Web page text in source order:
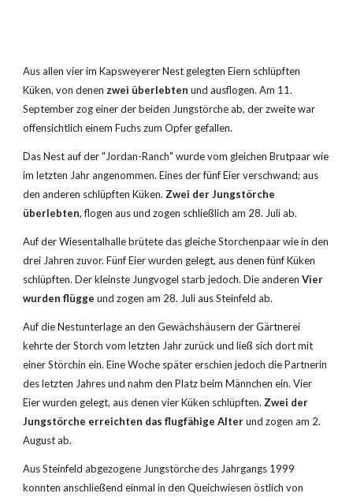
Aus allen vier im Kapsweyerer Nest gelegten Eiern schlüpften
Küken, von denen zwei überlebten und ausflogen. Am 11.
September zog einer der beiden Jungstörche ab, der zweite war
offensichtlich einem Fuchs zum Opfer gefallen.
Das Nest auf der "Jordan-Ranch" wurde vom gleichen Brutpaar wie
im letzten Jahr angenommen. Eines der fünf Eier verschwand; aus
den anderen schlüpften Küken. Zwei der Jungstörche
überlebten, flogen aus und zogen schließlich am 28. Juli ab.
Auf der Wiesentalhalle brütete das gleiche Storchenpaar wie in den
drei Jahren zuvor. Fünf Eier wurden gelegt, aus denen fünf Küken
schlüpften. Der kleinste Jungvogel starb jedoch. Die anderen Vier
wurden flügge und zogen am 28. Juli aus Steinfeld ab.
Auf die Nestunterlage an den Gewächshäusern der Gärtnerei
kehrte der Storch vom letzten Jahr zurück und ließ sich dort mit
einer Störchin ein. Eine Woche später erschien jedoch die Partnerin
des letzten Jahres und nahm den Platz beim Männchen ein. Vier
Eier wurden gelegt, aus denen vier Küken schlüpften. Zwei der
Jungstörche erreichten das flugfähige Alter und zogen am 2.
August ab.
Aus Steinfeld abgezogene Jungstörche des Jahrgangs 1999
konnten anschließend einmal in den Queichwiesen östlich von